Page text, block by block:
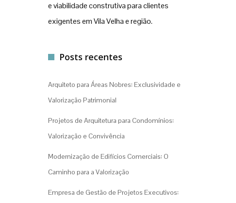
e viabilidade construtiva para clientes
exigentes em Vila Velha e região.
Posts recentes
Arquiteto para Áreas Nobres: Exclusividade e
Valorização Patrimonial
Projetos de Arquitetura para Condomínios:
Valorização e Convivência
Modernização de Edifícios Comerciais: O
Caminho para a Valorização
Empresa de Gestão de Projetos Executivos: